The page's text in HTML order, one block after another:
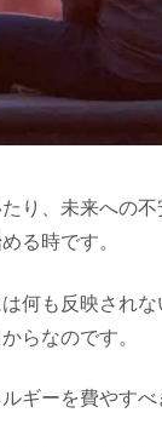
り、未来への
る時です。
何も反映され
らなのです。
ギーを費やすべ